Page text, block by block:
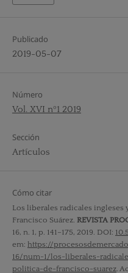
Publicado
2019-05-07
Número
Vol. XVI nº1 2019
Sección
Artículos
Cómo citar
Los liberales radicales
Francisco Suárez. REVISTA
16, n. 1, p. 141–175, 2019. DOI:
em: https://
16/num-1/los-liberales-
politica-de-francisco-suarez.